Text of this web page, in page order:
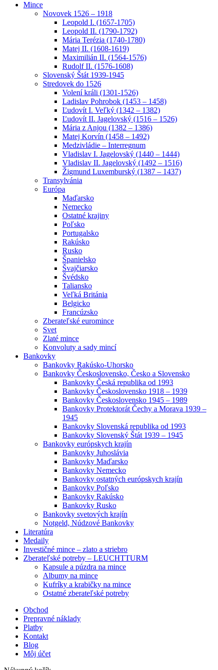
Mince
Novovek 1526 – 1918
Leopold I. (1657-1705)
Leopold II. (1790-1792)
Mária Terézia (1740-1780)
Matej II. (1608-1619)
Maximilián II. (1564-1576)
Rudolf II. (1576-1608)
Slovenský Štát 1939-1945
Stredovek do 1526
Volení králi (1301-1526)
Ladislav Pohrobok (1453 – 1458)
Ľudovít I. Veľký (1342 – 1382)
Ľudovít II. Jagelovský (1516 – 1526)
Mária z Anjou (1382 – 1386)
Matej Korvín (1458 – 1492)
Medzivládie – Interregnum
Vladislav I. Jagelovský (1440 – 1444)
Vladislav II. Jagelovský (1492 – 1516)
Žigmund Luxemburský (1387 – 1437)
Transylvánia
Európa
Maďarsko
Nemecko
Ostatné krajiny
Poľsko
Portugalsko
Rakúsko
Rusko
Španielsko
Švajčiarsko
Švédsko
Taliansko
Veľká Británia
Belgicko
Francúzsko
Zberateľské euromince
Svet
Zlaté mince
Konvoluty a sady mincí
Bankovky
Bankovky Rakúsko-Uhorsko
Bankovky Československo, Česko a Slovensko
Bankovky Česká republika od 1993
Bankovky Československo 1918 – 1939
Bankovky Československo 1945 – 1989
Bankovky Protektorát Čechy a Morava 1939 –
1945
Bankovky Slovenská republika od 1993
Bankovky Slovenský Štát 1939 – 1945
Bankovky európskych krajín
Bankovky Juhoslávia
Bankovky Maďarsko
Bankovky Nemecko
Bankovky ostatných európskych krajín
Bankovky Poľsko
Bankovky Rakúsko
Bankovky Rusko
Bankovky svetových krajín
Notgeld, Núdzové Bankovky
Literatúra
Medaily
Investičné mince – zlato a striebro
Zberateľské potreby – LEUCHTTURM
Kapsule a púzdra na mince
Albumy na mince
Kufríky a krabičky na mince
Ostatné zberateľské potreby
Obchod
Prepravné náklady
Platby
Kontakt
Blog
Môj účet